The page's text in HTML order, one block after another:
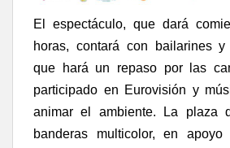
El espectáculo, que dará
horas, contará con bailarines
que hará un repaso por las
participado en Eurovisión y
animar el ambiente. La plaza
banderas multicolor, en